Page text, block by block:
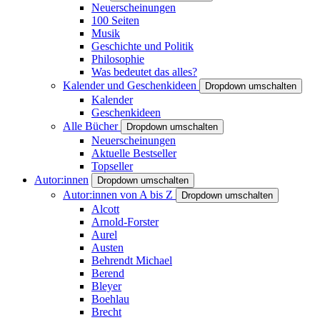
Neuerscheinungen
100 Seiten
Musik
Geschichte und Politik
Philosophie
Was bedeutet das alles?
Kalender und Geschenkideen
Dropdown umschalten
Kalender
Geschenkideen
Alle Bücher
Dropdown umschalten
Neuerscheinungen
Aktuelle Bestseller
Topseller
Autor:innen
Dropdown umschalten
Autor:innen von A bis Z Dropdown umschalten
Alcott
Arnold-Forster
Aurel
Austen
Behrendt Michael
Berend
Bleyer
Boehlau
Brecht